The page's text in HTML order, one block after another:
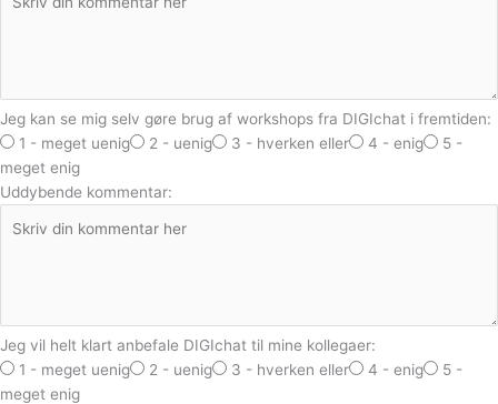
Jeg kan se mig selv gøre brug af workshops fra DIGIchat i fremtiden:
1 - meget uenig
2 - uenig 3 - hverken eller 4 - enig
5 -
meget enig
Uddybende kommentar:
Jeg vil helt klart anbefale DIGIchat til mine kollegaer:
1 - meget uenig
2 - uenig 3 - hverken eller 4 - enig
5 -
meget enig